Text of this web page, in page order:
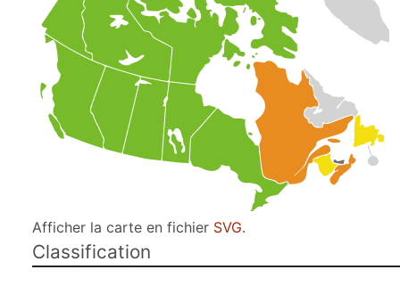
Afficher la carte en fichier SVG.
Classification